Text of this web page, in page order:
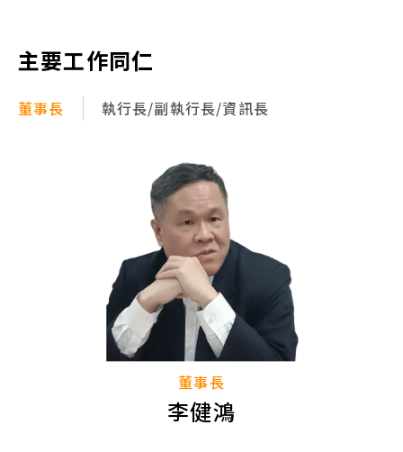
主要工作同仁
董事長 執行長/副執行長/資訊長
董事長
李健鴻